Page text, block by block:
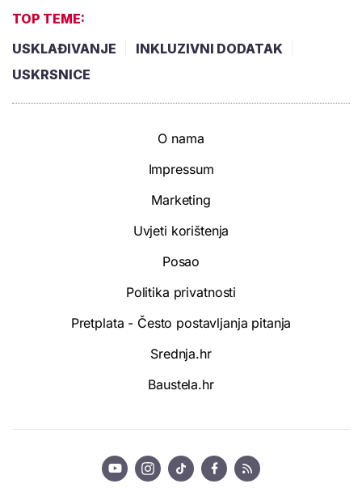
TOP TEME:
USKLAĐIVANJE
INKLUZIVNI DODATAK
USKRSNICE
O nama
Impressum
Marketing
Uvjeti korištenja
Posao
Politika privatnosti
Pretplata - Često postavljanja pitanja
Srednja.hr
Baustela.hr